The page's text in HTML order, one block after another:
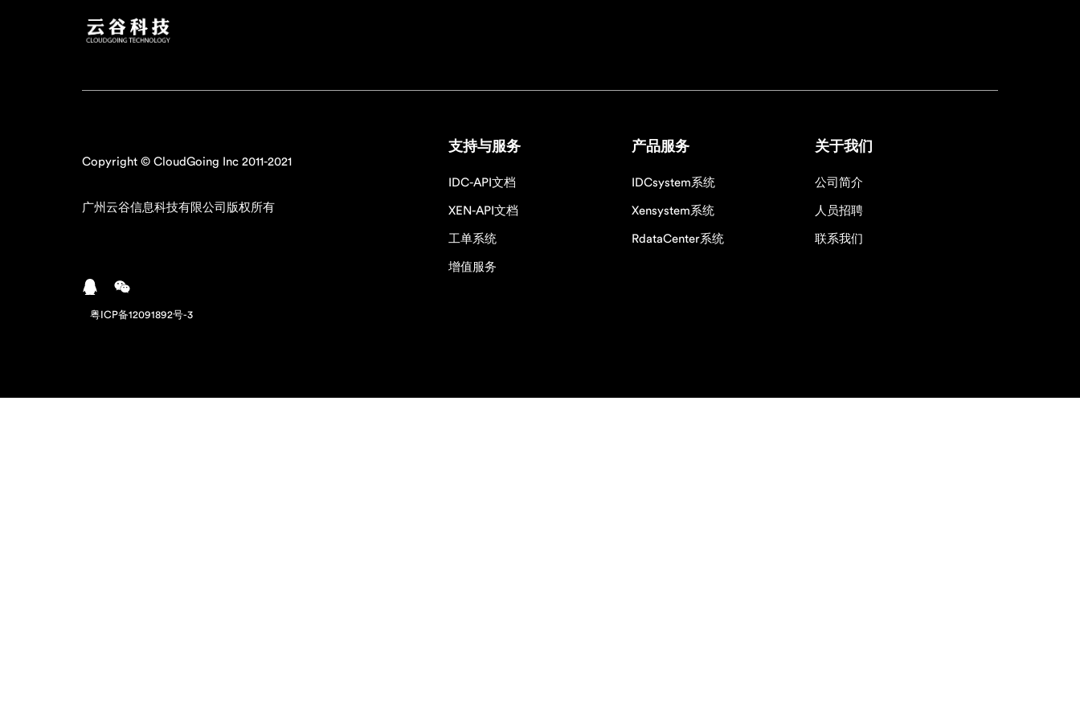
Copyright © CloudGoing Inc 2011-2021
广州云谷信息科技有限公司版权所有
支持与服务
IDC-API文档
XEN-API文档
工单系统
增值服务
产品服务
IDCsystem系统
Xensystem系统
RdataCenter系统
关于我们
公司简介
人员招聘
联系我们
粤ICP备12091892号-3